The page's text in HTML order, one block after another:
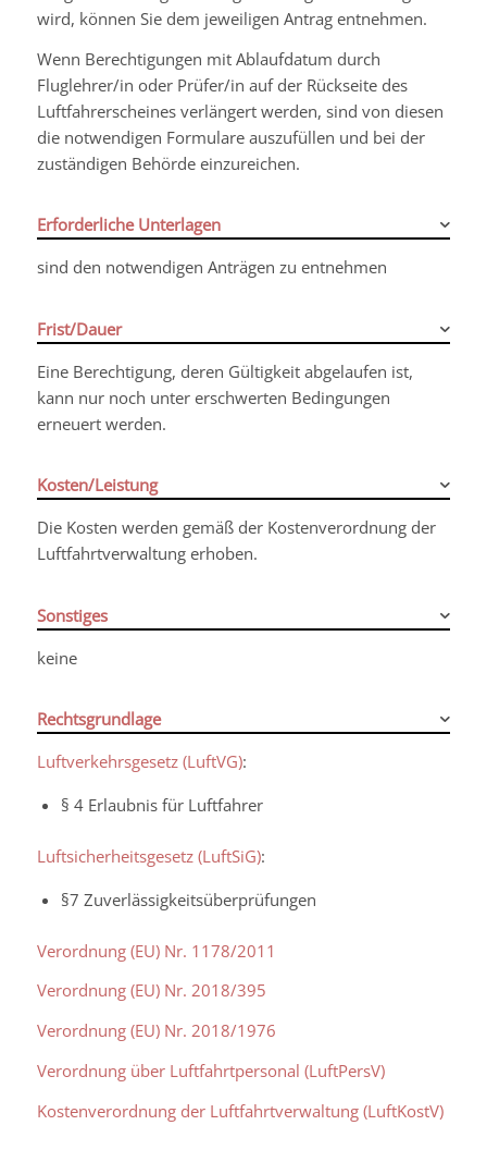
wird, können Sie dem jeweiligen Antrag entnehmen.
Wenn Berechtigungen mit Ablaufdatum durch
Fluglehrer/in oder Prüfer/in auf der Rückseite des
Luftfahrerscheines verlängert werden, sind von diesen
die notwendigen Formulare auszufüllen und bei der
zuständigen Behörde einzureichen.
Erforderliche Unterlagen
sind den notwendigen Anträgen zu entnehmen
Frist/Dauer
Eine Berechtigung, deren Gültigkeit abgelaufen ist,
kann nur noch unter erschwerten Bedingungen
erneuert werden.
Kosten/Leistung
Die Kosten werden gemäß der Kostenverordnung der
Luftfahrtverwaltung erhoben.
Sonstiges
keine
Rechtsgrundlage
Luftverkehrsgesetz (LuftVG):
§ 4 Erlaubnis für Luftfahrer
Luftsicherheitsgesetz (LuftSiG):
§7 Zuverlässigkeitsüberprüfungen
Verordnung (EU) Nr. 1178/2011
Verordnung (EU) Nr. 2018/395
Verordnung (EU) Nr. 2018/1976
Verordnung über Luftfahrtpersonal (LuftPersV)
Kostenverordnung der Luftfahrtverwaltung(LuftKostV)